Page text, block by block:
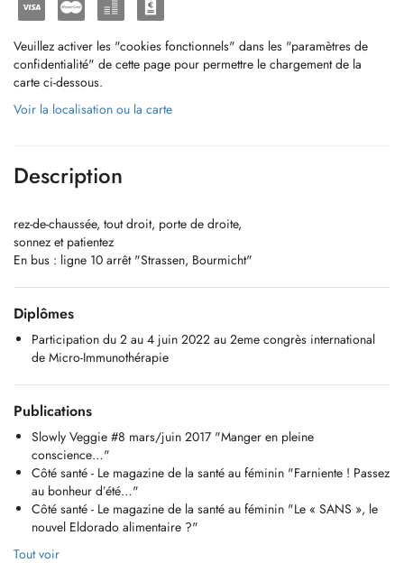
Veuillez activer les "cookies fonctionnels" dans les "paramètres de
confidentialité" de cette page pour permettre le chargement de la
carte ci-dessous.
Voir la localisation ou la carte
Description
rez-de-chaussée, tout droit, porte de droite,
sonnez et patientez
En bus : ligne 10 arrêt "Strassen, Bourmicht"
Diplômes
Participation du 2 au 4 juin 2022 au 2eme congrès international
de Micro-Immunothérapie
Publications
Slowly Veggie #8 mars/juin 2017 "Manger en pleine
conscience…"
Côté santé - Le magazine de la santé au féminin "Farniente ! Passez
au bonheur d’été…"
Côté santé - Le magazine de la santé au féminin "Le « SANS », le
nouvel Eldorado alimentaire ?"
Tout voir